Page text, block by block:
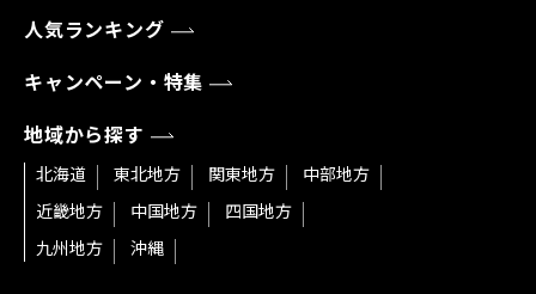
人気ランキング
キャンペーン・特集
地域から探す
北海道 東北地方 関東地方
中部地方
近畿地方
中国地方
四国地方
九州地方
沖縄